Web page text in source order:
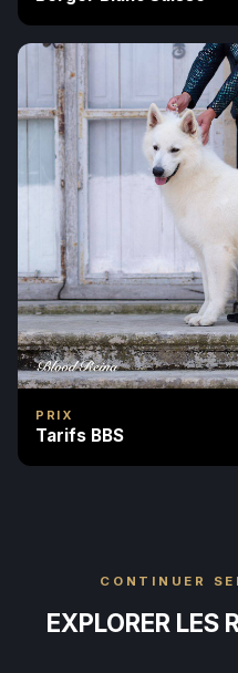
PRIX
Tarifs BBS
CONTINUER
EXPLORER LES